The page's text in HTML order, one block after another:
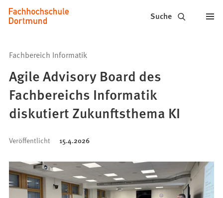
Inhalt anspringen
Fachhochschule
Dortmund
-
Studium,
Studiengänge,
Bewerbung
Suche
Fachbereich Informatik
Agile Advisory Board des
Fachbereichs Informatik
diskutiert Zukunftsthema KI
Veröffentlicht 15.4.2026